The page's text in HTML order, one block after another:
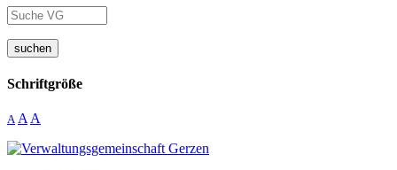
suchen
Schriftgröße
A A A